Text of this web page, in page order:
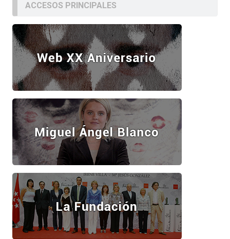
ACCESOS PRINCIPALES